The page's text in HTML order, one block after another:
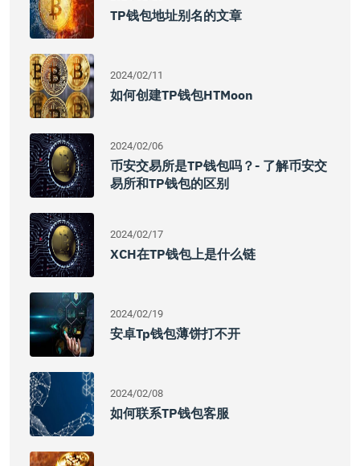
TP钱包地址别名的文章
2024/02/11
如何创建TP钱包HTMoon
2024/02/06
币安交易所是TP钱包吗？- 了解币安交
易所和TP钱包的区别
2024/02/17
XCH在TP钱包上是什么链
2024/02/19
安卓tp钱包薄饼打不开
2024/02/08
如何联系TP钱包客服